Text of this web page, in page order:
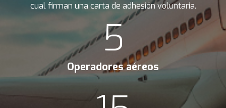
cual firman una carta de adhesión voluntaria.
5
Operadores aéreos